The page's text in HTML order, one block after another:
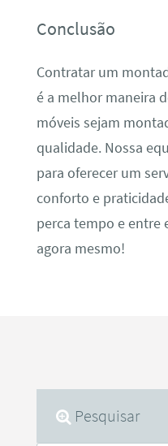
Conclusão
Contratar um
é a melhor maneira
móveis sejam
qualidade. Nossa
para oferecer um
conforto e
perca tempo e entre
agora mesmo!
Pesquisar